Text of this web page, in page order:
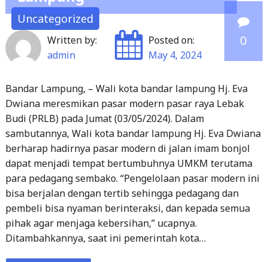
Uncategorized
0
Written by:
admin
Posted on:
May 4, 2024
Bandar Lampung, – Wali kota bandar lampung Hj. Eva
Dwiana meresmikan pasar modern pasar raya Lebak
Budi (PRLB) pada Jumat (03/05/2024). Dalam
sambutannya, Wali kota bandar lampung Hj. Eva Dwiana
berharap hadirnya pasar modern di jalan imam bonjol
dapat menjadi tempat bertumbuhnya UMKM terutama
para pedagang sembako. “Pengelolaan pasar modern ini
bisa berjalan dengan tertib sehingga pedagang dan
pembeli bisa nyaman berinteraksi, dan kepada semua
pihak agar menjaga kebersihan,” ucapnya.
Ditambahkannya, saat ini pemerintah kota…